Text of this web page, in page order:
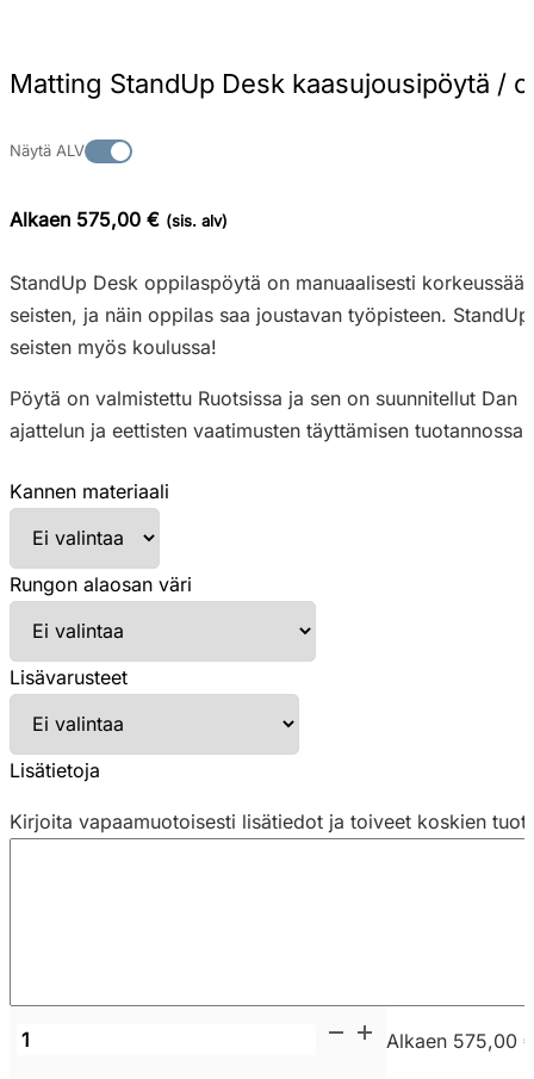
Matting StandUp Desk kaasujousipöytä /
Näytä ALV
Alkaen 575,00 € (sis. alv)
StandUp Desk oppilaspöytä on manuaalisesti
seisten, ja näin oppilas saa joustavan työpisteen.
seisten myös koulussa!
Pöytä on valmistettu Ruotsissa ja sen on suunnitellut
ajattelun ja eettisten vaatimusten täyttämisen tuotannossa.
Kannen materiaali
Rungon alaosan väri
Lisävarusteet
Lisätietoja
Kirjoita vapaamuotoisesti lisätiedot ja toiveet koskien
Matting
Alkaen 575,00